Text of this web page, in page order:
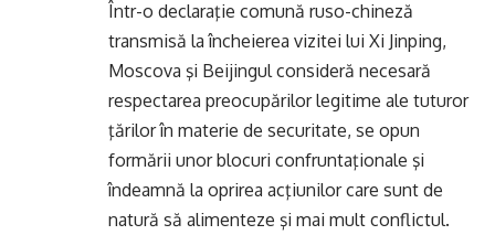
Într-o declaraţie comună ruso-chineză
transmisă la încheierea vizitei lui Xi Jinping,
Moscova şi Beijingul consideră necesară
respectarea preocupărilor legitime ale tuturor
ţărilor în materie de securitate, se opun
formării unor blocuri confruntaţionale şi
îndeamnă la oprirea acţiunilor care sunt de
natură să alimenteze şi mai mult conflictul.